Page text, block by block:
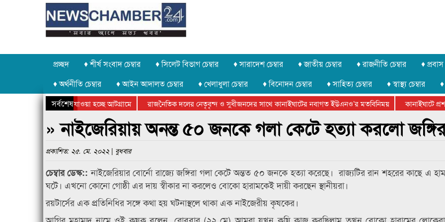
প্রচ্ছদ ♦ শীর্ষ সংবাদ চেম্বার ♦ সিলেট বিভাগ চেম্বার ♦ সারাদেশ চেম্বার ♦ জাতীয় চেম্বার ♦ রাজনীতি চেম্বার ♦ প্রবাস
♦ অর্থনীতি চেম্বার
♦ আইন আদালত চেম্বার ♦ খেলাধুলা চেম্বার ♦ বিনোদন চেম্বার ♦ সাহিত্য চেম্বার ♦ স্বাস্থ্য চেম্বার
সর্বশেষ
চুরি করে নিয়ে যাওয়া হচ্ছে আটগ্রামে রাজনৈতিক দলের নেতৃবৃন্দ ও সুধীজনদের সাথে কানাইঘাটের নবাগত ইউএনও’র মতবিনিময় কানাইঘাটে
ক্রীড়া প্রতিযোগিতার পুরস্কার বিতরণ সম্পন্ন
সিলেটে বাংলাদেশ গ্রুপ থিয়েটার ফেডারেশানের বিভাগীয় অভিনয় কর্মশালা সম্পন্ন
» নাইজেরিয়ায় অনন্ত ৫০ জনকে গলা কেটে হত্যা করলো
প্রকাশিত: ২৫. মে. ২০২২ | বুধবার
চেম্বার ডেস্ক::নাইজেরিয়ার বোর্নো রাজ্যে জঙ্গিরা গলা কেটে অন্তত ৫০ জনকে হত্যা করেছে। রাজ্যটির রান শহরের কাছে এ
ঘটে। এখনো কোনো গোষ্ঠী এর দায় স্বীকার না করলেও বোকো হারামকেই দায়ী করছেন স্থানীয়রা।
রয়টার্সের এক প্রতিনিধির সঙ্গে কথা হয় ঘটনাস্থলে থাকা এক নাইজেরীয় কৃষকের।